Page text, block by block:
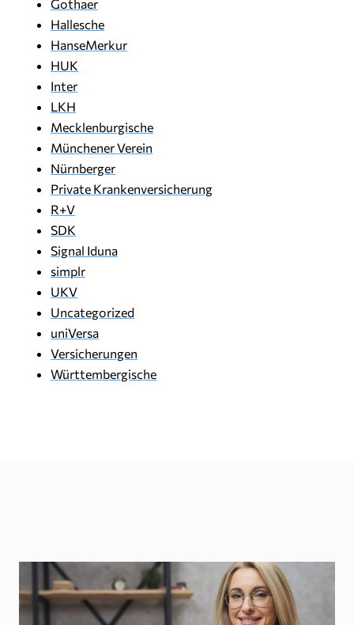
Gothaer
Hallesche
HanseMerkur
HUK
Inter
LKH
Mecklenburgische
Münchener Verein
Nürnberger
Private Krankenversicherung
R+V
SDK
Signal Iduna
simplr
UKV
Uncategorized
uniVersa
Versicherungen
Württembergische